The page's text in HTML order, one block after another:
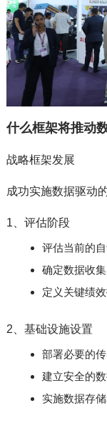
什么框架将推动
战略框架发展
成功实施数据驱动
1、评估阶段
评估当前的自
确定数据收集
定义关键绩效
2、基础设施设置
部署必要的
建立安全的数
实施数据存